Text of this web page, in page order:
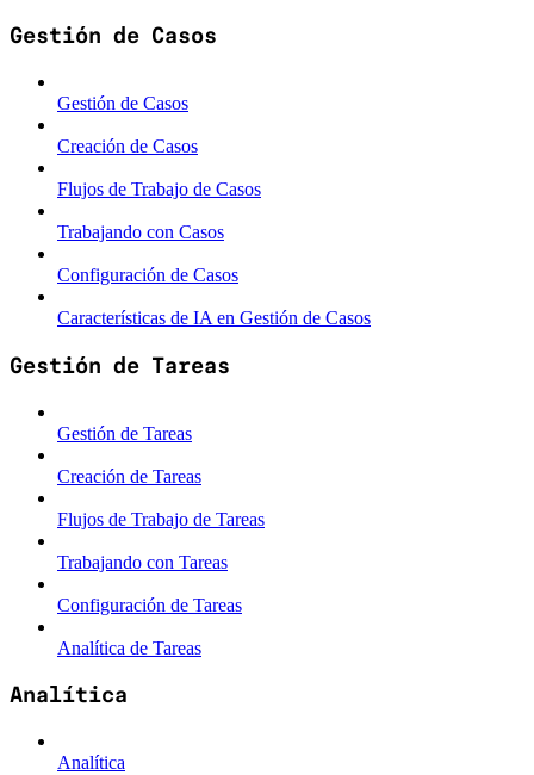
Gestión de Casos
Gestión de Casos
Creación de Casos
Flujos de Trabajo de Casos
Trabajando con Casos
Configuración de Casos
Características de IA en Gestión de Casos
Gestión de Tareas
Gestión de Tareas
Creación de Tareas
Flujos de Trabajo de Tareas
Trabajando con Tareas
Configuración de Tareas
Analítica de Tareas
Analítica
Analítica